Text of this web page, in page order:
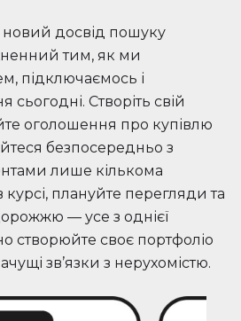
досвід пошуку
тим, як ми
підключаємось і
Створіть свій
оголошення про купівлю
безпосередньо з
лише кількома
плануйте перегляди та
— усе з однієї
створюйте своє портфоліо
зв’язки з нерухомістю.